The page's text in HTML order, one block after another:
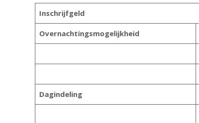
Inschrijfgeld
Overnachtingsmogelijkheid
Dagindeling